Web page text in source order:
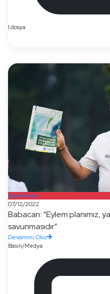
1 dosya
Basın/Medya
07/12/2022
Babacan: “Eylem planımız,
savunmasıdır”
Devamını Oku
Basın/Medya